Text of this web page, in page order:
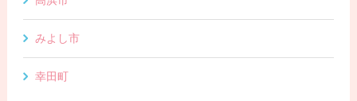
みよし市
幸田町